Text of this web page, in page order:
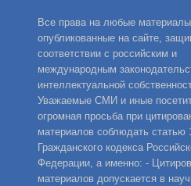
Все права на любые
опубликованные на сайте,
соответствии с российским и
международным
интеллектуальной
Уважаемые СМИ и иные
огромная просьба при
материалов соблюдать статью
Гражданского кодекса
Федерации, а именно: -
материалов допускается в